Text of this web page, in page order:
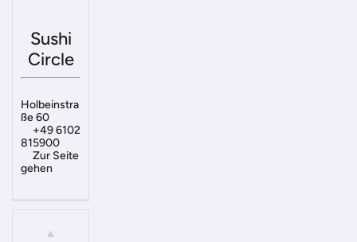
Sushi
Circle
Holbeinstra
ße 60
+49 6102
815900
Zur Seite
gehen